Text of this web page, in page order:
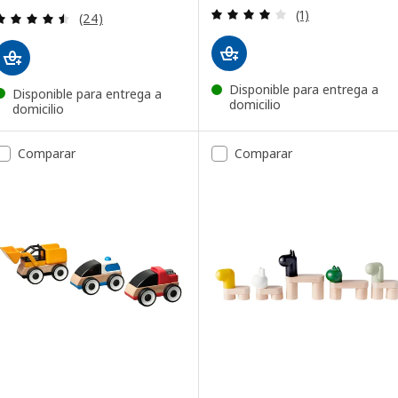
Revisa: 4.5 de 5 estrellas. Total opiniones:
(24)
Disponible para entrega a
domicilio
Revisa: 4 de 5
(1)
Disponible para entrega a
domicilio
Comparar Comparar